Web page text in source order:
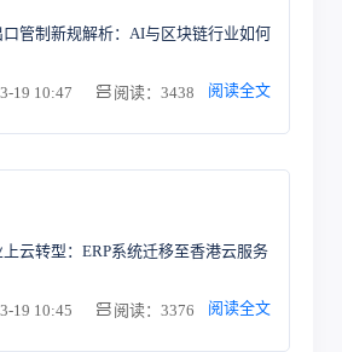
管制新规解析：AI与区块链行业如何
19 10:47
阅读：3438 阅读全文
云转型：ERP系统迁移至香港云服务
19 10:45
阅读：3376 阅读全文